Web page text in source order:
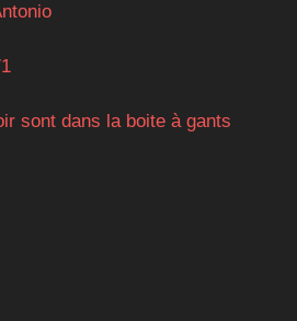
sont dans la boite à gants